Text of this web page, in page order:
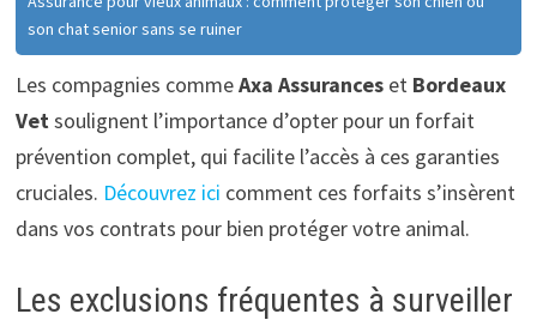
son chat senior sans se ruiner
Les compagnies commeAxa Assuranceset Bordeaux
Vetsoulignent l’importance d’opter pour un forfait
prévention complet, qui facilite l’accès à ces garanties
cruciales. Découvrez ici comment ces forfaits s’insèrent
dans vos contrats pour bien protéger votre animal.
Les exclusions fréquentes à surveiller